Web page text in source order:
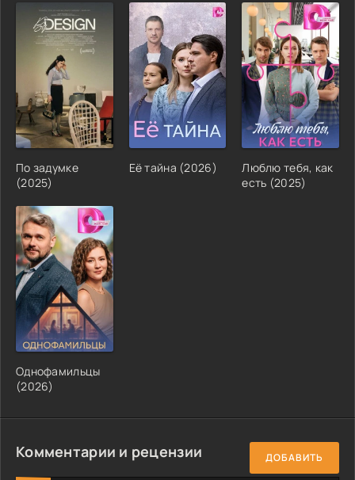
По задумке
(2025)
Её тайна (2026)
Люблю тебя, как
есть (2025)
Однофамильцы
(2026)
Комментарии и рецензии ДОБАВИТЬ